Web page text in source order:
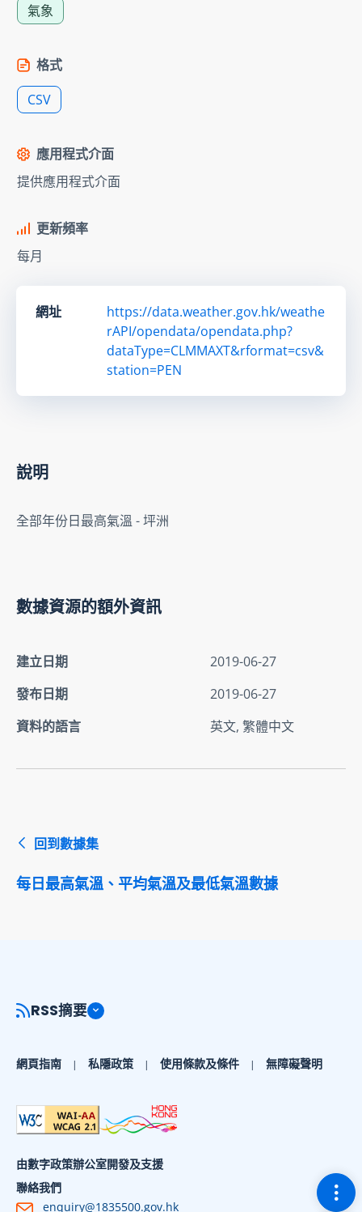
氣象
格式
CSV
應用程式介面
提供應用程式介面
更新頻率
每月
網址
https://data.weather.gov.hk/weathe
rAPI/opendata/opendata.php?
dataType=CLMMAXT&rformat=csv&
station=PEN
說明
全部年份日最高氣溫 - 坪洲
數據資源的額外資訊
建立日期
2019-06-27
發布日期
2019-06-27
資料的語言
英文, 繁體中文
回到數據集
每日最高氣溫、平均氣溫及最低氣溫數據
切
RSS摘要
網頁指南 私隱政策 使用條款及條件 無障礙聲明
由數字政策辦公室開發及支援
聯絡我們
enquiry@1835500.gov.hk